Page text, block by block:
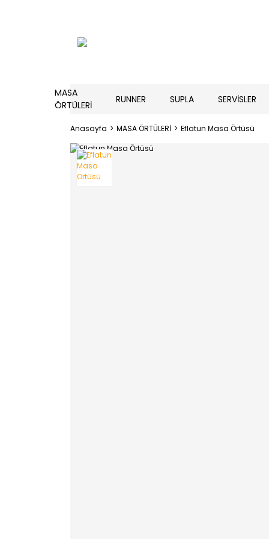
MASA
ÖRTÜLERİ
RUNNER SUPLA SERVİSLER
Anasayfa MASA ÖRTÜLERİ Eflatun Masa Örtüsü